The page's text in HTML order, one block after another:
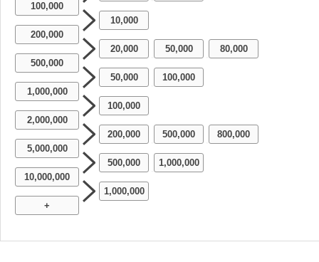
100,000
10,000
200,000
20,000
50,000
80,000
500,000
50,000
100,000
1,000,000
100,000
2,000,000
200,000
500,000
800,000
5,000,000
500,000
1,000,000
10,000,000
1,000,000
+